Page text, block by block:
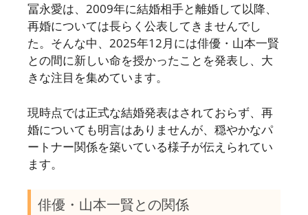
冨永愛は、2009年に結婚相手と離婚して以降、
再婚については長らく公表してきませんでし
た。そんな中、2025年12月には俳優・山本一賢
との間に新しい命を授かったことを発表し、大
きな注目を集めています。
現時点では正式な結婚発表はされておらず、再
婚についても明言はありませんが、穏やかなパ
ートナー関係を築いている様子が伝えられてい
ます。
俳優・山本一賢との関係